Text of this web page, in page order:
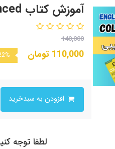
آموزش کتاب Collocations in use Advanced
140,000
110,000 تومان
لطفا توجه